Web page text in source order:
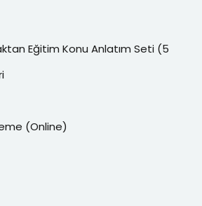
Eğitim Konu Anlatım Seti (5
(Online)